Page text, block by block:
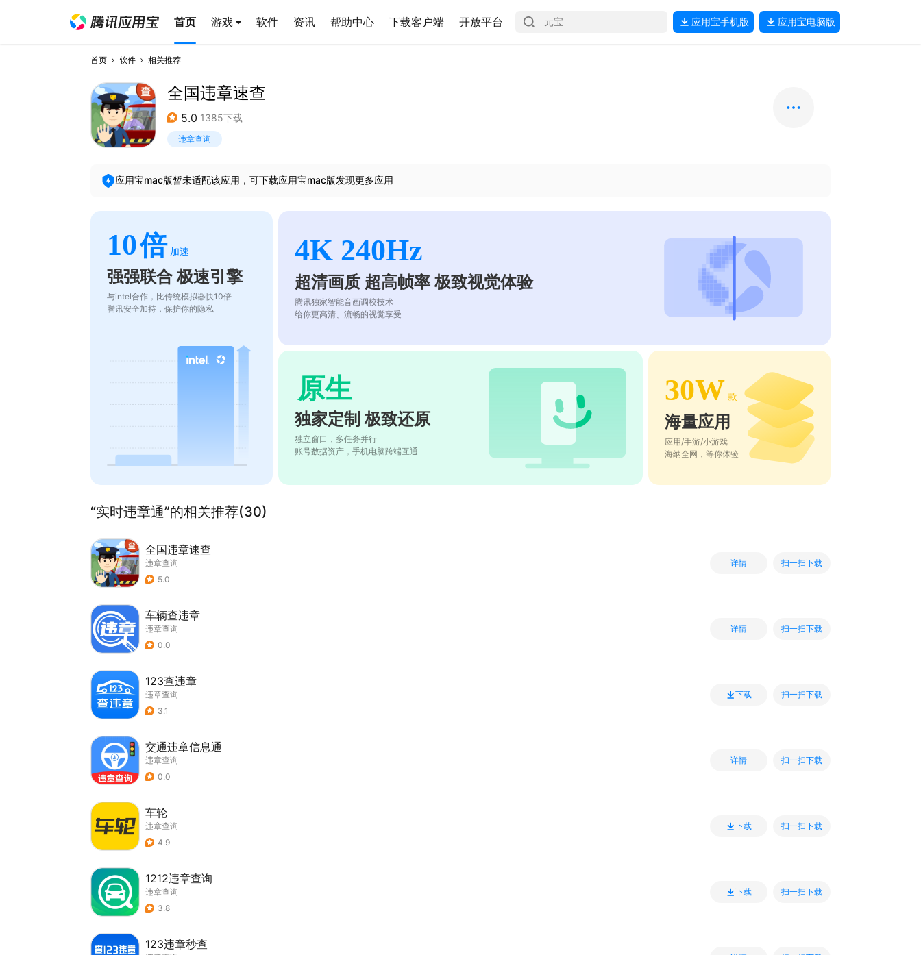
首页 游戏 软件 资讯 帮助中心 下载客户端 开放平台 应用宝手机版 应用宝电脑版
首页 软件 相关推荐
全国违章速查
5.0 1385下载
违章查询
应用宝mac版暂未适配该应用，可下载应用宝mac版发现更多应用
10倍 加速
强强联合 极速引擎
与intel合作，比传统模拟器快10倍
腾讯安全加持，保护你的隐私
4K 240Hz
超清画质 超高帧率 极致视觉体验
腾讯独家智能音画调校技术
给你更高清、流畅的视觉享受
原生
独家定制 极致还原
独立窗口，多任务并行
账号数据资产，手机电脑跨端互通
30W 款
海量应用
应用/手游/小游戏
海纳全网，等你体验
“实时违章通”的相关推荐(30)
全国违章速查
违章查询
5.0
详情 扫一扫下载
车辆查违章
违章查询
0.0
详情 扫一扫下载
123查违章
违章查询
3.1
下载 扫一扫下载
交通违章信息通
违章查询
0.0
详情 扫一扫下载
车轮
违章查询
4.9
下载 扫一扫下载
1212违章查询
违章查询
3.8
下载 扫一扫下载
123违章秒查